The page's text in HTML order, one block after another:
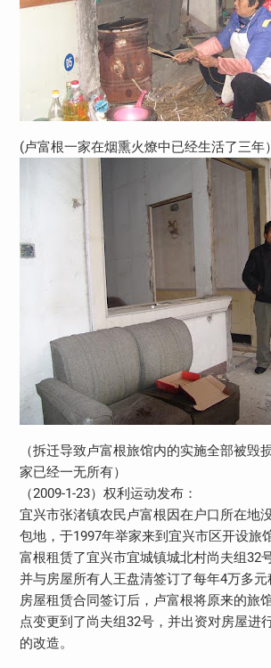
(卢富根一家在烟熏火燎中已经生活了三年）
（拆迁导致卢富根旅馆内的实施全部被毁
家已经一无所有）
（2009-1-23）权利运动发布：
宜兴市张渚镇农民卢富根因在户口所在地
包地，于1997年举家来到宜兴市区开设旅
富根租赁了宜兴市宜城镇城北村尚夫组32
并与房屋所有人王盘清签订了每年4万多元
房屋租赁合同签订后，卢富根将原来的旅
点变更到了尚夫组32号，并出资对房屋进
的改造。